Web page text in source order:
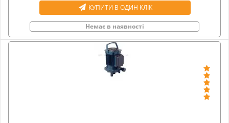
КУПИТИ В ОДИН КЛІК
Немає в наявності